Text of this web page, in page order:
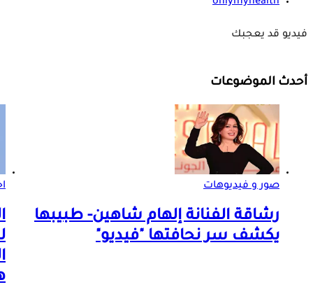
onlymyhealth
فيديو قد يعجبك
أحدث الموضوعات
صور و فيديوهات
رشاقة الفنانة إلهام شاهين- طبيبها
يكشف سر نحافتها "فيديو"